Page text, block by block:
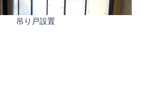
吊り戸設置